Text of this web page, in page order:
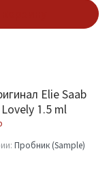
Elie Saab
1.5 ml
Пробник (Sample)